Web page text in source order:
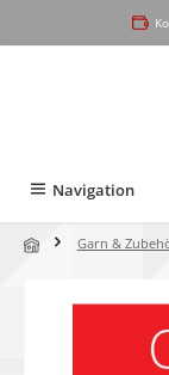
Navigation
Garn &